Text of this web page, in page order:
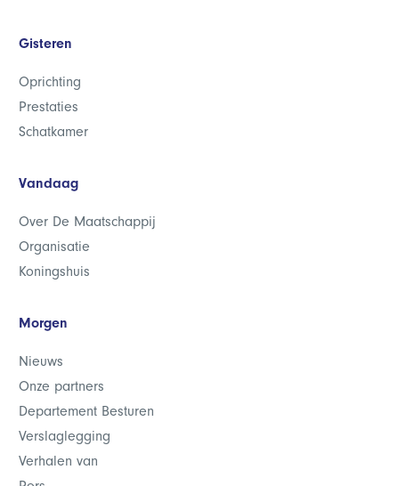
Gisteren
Oprichting
Prestaties
Schatkamer
Vandaag
Over De Maatschappij
Organisatie
Koningshuis
Morgen
Nieuws
Onze partners
Departement Besturen
Verslaglegging
Verhalen van